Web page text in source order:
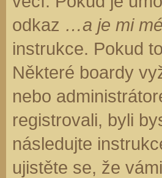
odkaz …a je mi
instrukce. Pokud
Některé boardy
nebo
registrovali, byli
následujte
ujistěte se, že